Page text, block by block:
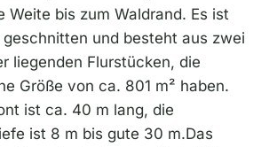
Weite bis zum Waldrand. Es ist
geschnitten und besteht aus zwei
liegenden Flurstücken, die
Größe von ca. 801 m² haben.
ist ca. 40 m lang, die
ist 8 m bis gute 30 m.Das